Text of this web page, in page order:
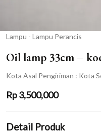
Lampu - Lampu Perancis
Oil lamp 33cm –
Kota Asal Pengiriman : Kota
Rp3,500,000
Detail Produk